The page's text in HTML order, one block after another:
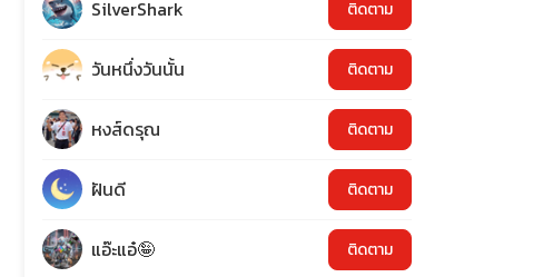
SilverShark ติดตาม
วันหนึ่งวันนั้น ติดตาม
หงส์ดรุณ ติดตาม
ฝันดี ติดตาม
แอ๊ะแอ๋🤪 ติดตาม